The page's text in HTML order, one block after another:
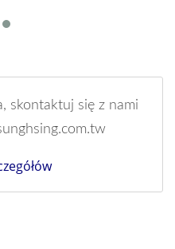
skontaktuj się z nami